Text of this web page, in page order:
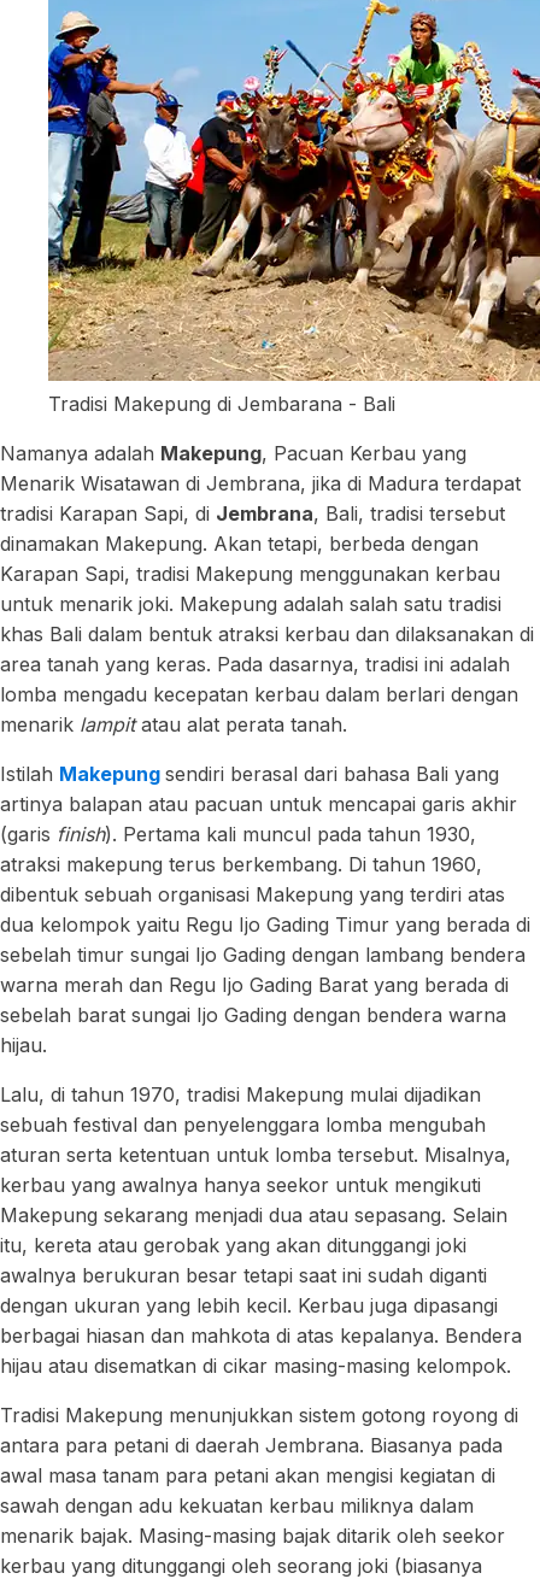
Tradisi Makepung di Jembarana - Bali
Namanya adalah Makepung, Pacuan Kerbau yang
Menarik Wisatawan di Jembrana, jika di Madura terdapat
tradisi Karapan Sapi, di Jembrana, Bali, tradisi tersebut
dinamakan Makepung. Akan tetapi, berbeda dengan
Karapan Sapi, tradisi Makepung menggunakan kerbau
untuk menarik joki. Makepung adalah salah satu tradisi
khas Bali dalam bentuk atraksi kerbau dan dilaksanakan di
area tanah yang keras. Pada dasarnya, tradisi ini adalah
lomba mengadu kecepatan kerbau dalam berlari dengan
menarik lampitatau alat perata tanah.
Istilah Makepung sendiri berasal dari bahasa Bali yang
artinya balapan atau pacuan untuk mencapai garis akhir
(garis finish). Pertama kali muncul pada tahun 1930,
atraksi makepung terus berkembang. Di tahun 1960,
dibentuk sebuah organisasi Makepung yang terdiri atas
dua kelompok yaitu Regu Ijo Gading Timur yang berada di
sebelah timur sungai Ijo Gading dengan lambang bendera
warna merah dan Regu Ijo Gading Barat yang berada di
sebelah barat sungai Ijo Gading dengan bendera warna
hijau.
Lalu, di tahun 1970, tradisi Makepung mulai dijadikan
sebuah festival dan penyelenggara lomba mengubah
aturan serta ketentuan untuk lomba tersebut. Misalnya,
kerbau yang awalnya hanya seekor untuk mengikuti
Makepung sekarang menjadi dua atau sepasang. Selain
itu, kereta atau gerobak yang akan ditunggangi joki
awalnya berukuran besar tetapi saat ini sudah diganti
dengan ukuran yang lebih kecil. Kerbau juga dipasangi
berbagai hiasan dan mahkota di atas kepalanya. Bendera
hijau atau disematkan di cikar masing-masing kelompok.
Tradisi Makepung menunjukkan sistem gotong royong di
antara para petani di daerah Jembrana. Biasanya pada
awal masa tanam para petani akan mengisi kegiatan di
sawah dengan adu kekuatan kerbau miliknya dalam
menarik bajak. Masing-masing bajak ditarik oleh seekor
kerbau yang ditunggangi oleh seorang joki (biasanya